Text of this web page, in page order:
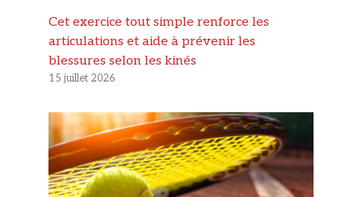
Cet exercice tout simple renforce les
articulations et aide à prévenir les
blessures selon les kinés
15 juillet 2026